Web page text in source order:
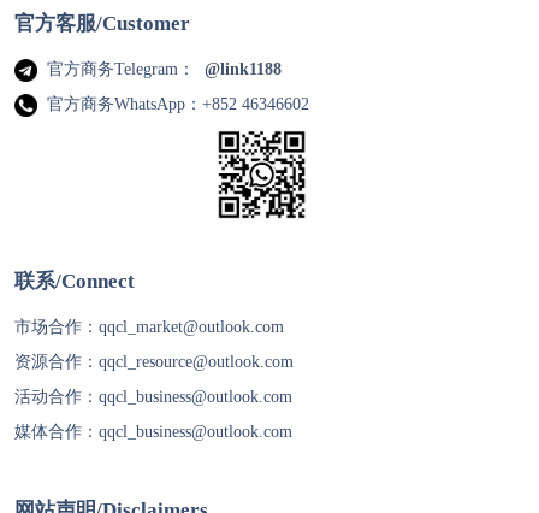
官方客服/Customer
官方商务Telegram：
@link1188
官方商务WhatsApp：+852 46346602
联系/Connect
市场合作： qqcl_market@outlook.com
资源合作： qqcl_resource@outlook.com
活动合作： qqcl_business@outlook.com
媒体合作： qqcl_business@outlook.com